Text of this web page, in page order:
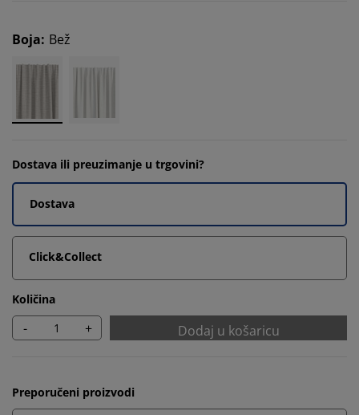
Boja: Bež
Dostava ili preuzimanje u trgovini?
Dostava
Click&Collect
Količina
- + Dodaj u košaricu
Preporučeni proizvodi